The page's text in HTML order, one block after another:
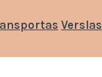
Verslas